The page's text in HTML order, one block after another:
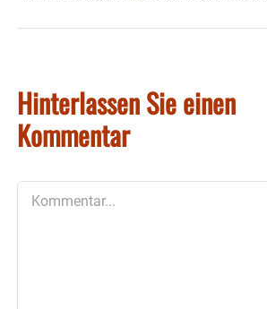
Hinterlassen Sie einen
Kommentar